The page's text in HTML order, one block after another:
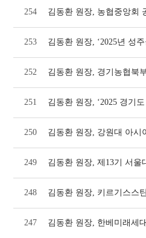
254
253
252
251
250
249
248
247